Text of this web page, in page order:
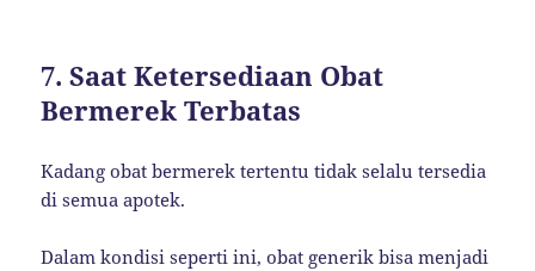
7. Saat Ketersediaan Obat
Bermerek Terbatas
Kadang obat bermerek tertentu tidak selalu tersedia
di semua apotek.
Dalam kondisi seperti ini, obat generik bisa menjadi